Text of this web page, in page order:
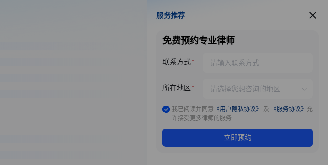
服务推荐
服务推荐
免费预约专业律师
联系方式
所在地区
我已阅读并同意 《用户隐私协议》 及 《服务协议》 允
许接受更多律师的服务
立即预约